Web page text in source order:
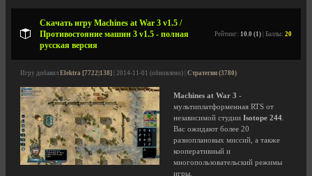
Скачать игру Machines at War 3 v1.5 /
Противостояние машин 3 v1.5 - полная
русская версия
Рейтинг: 10.0 (1) | Баллы: 20
Игру добавил Elektra [7722|138] | 2014-11-01 (обновлено) | Стратегии (3780)
Machines at War 3 -
мультиплатформенная RTS от
независимой студии Isotope 244
Вас ожидают более 20
разноплановых миссий, а также
кооперативный и
многопользовательский режимы
игры.